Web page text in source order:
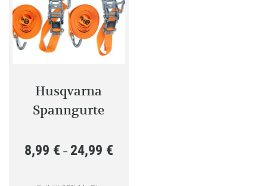
Husqvarna
Spanngurte
8,99 € – 24,99 €Preisspanne: